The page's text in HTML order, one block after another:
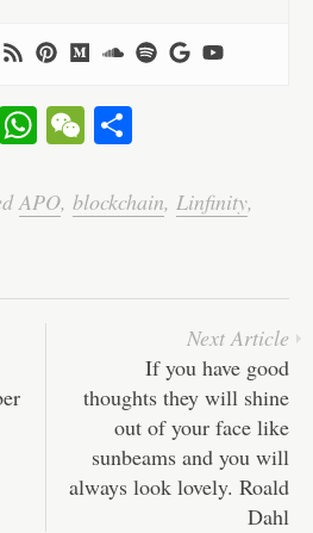
Li W
ts
W
C re
APO, blockchain, Linfinity,
Next Article
If you have good
thoughts they will shine
out of your face like
sunbeams and you will
always look lovely. Roald
Dahl